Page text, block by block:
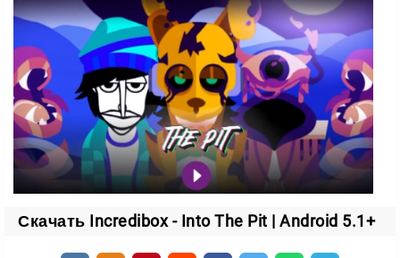
чем раньше. Немного сырого звучания, и вот вы
будто играете на концерте подземного оркестра.
Возможность смешивать несочетаемое добавляет
глубину и вариативность. Каждый выход на сцену
превращается в уникальный и слегка жутковатый
спектакль.
Что добавили в последних обновлениях
улучшенные анимации персонажей;
Скачать Incredibox - Into The Pit | Android 5.1+